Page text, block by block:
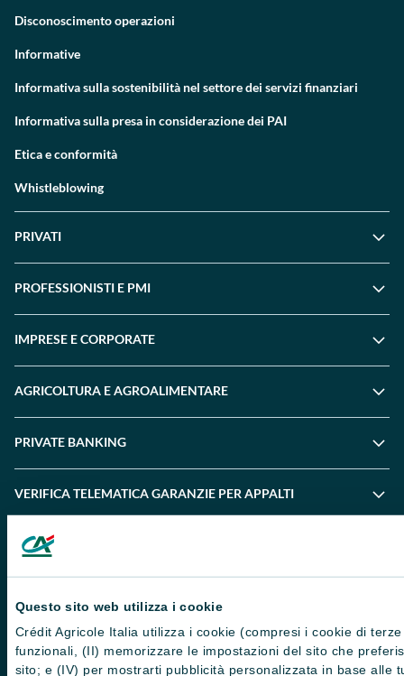
Questo sito web utilizza i cookie
Crédit Agricole Italia utilizza i cookie (compresi i cookie di
funzionali, (II) memorizzare le impostazioni del sito che
sito; e (IV) per mostrarti pubblicità personalizzata in base alle
Disconoscimento operazioni
Informative
Informativa sulla sostenibilità nel settore dei servizi finanziari
Informativa sulla presa in considerazione dei PAI
Etica e conformità
Whistleblowing
PRIVATI
PROFESSIONISTI E PMI
IMPRESE E CORPORATE
AGRICOLTURA E AGROALIMENTARE
PRIVATE BANKING
VERIFICA TELEMATICA GARANZIE PER APPALTI
ENTI PUBBLICI E TERZO SETTORE
Dati societari